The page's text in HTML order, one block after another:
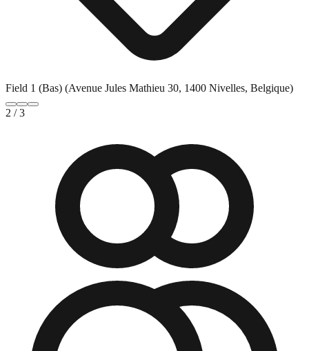
Field 1 (Bas) (Avenue Jules Mathieu 30, 1400 Nivelles, Belgique)
2 /3